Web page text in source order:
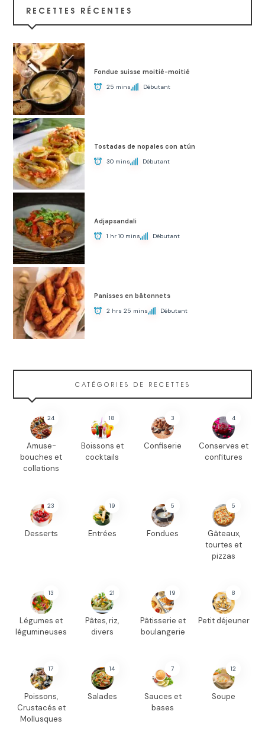
RECETTES RÉCENTES
Fondue suisse moitié-moitié
25 mins Débutant
Tostadas de nopales con atún
30 mins Débutant
Adjapsandali
1 hr 10 mins Débutant
Panisses en bâtonnets
2 hrs 25 mins Débutant
CATÉGORIES DE RECETTES
24
Amuse-
bouches et
collations
18
Boissons et
cocktails
3
Confiserie
4
Conserves et
confitures
23
Desserts
19
Entrées
5
Fondues
5
Gâteaux,
tourtes et
pizzas
13
Légumes et
légumineuses
21
Pâtes, riz,
divers
19
Pâtisserie et
boulangerie
8
Petit déjeuner
17
Poissons,
Crustacés et
Mollusques
14
Salades
7
Sauces et
bases
12
Soupe